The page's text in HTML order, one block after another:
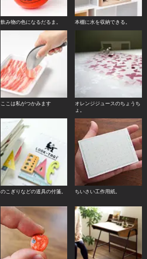
飲み物の色になるだるま。 本棚に水を収納できる。
ここは私がつかみます
オレンジジュースのちょうち
ょ。
のこぎりなどの道具の付箋。 ちいさい工作用紙。